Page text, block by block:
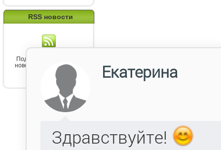
RSS новости
Подпишитесь на канал
новостей от Belorawood